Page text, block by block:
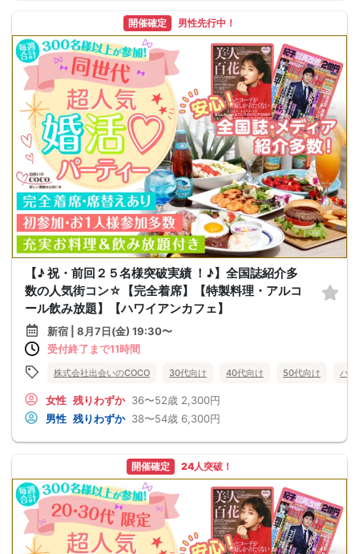
開催確定 男性先行中！
【♪ 祝・前回２５名様突破実績 ！♪】全国誌紹介多
数の人気街コン☆【完全着席】【特製料理・アルコ
ール飲み放題】【ハワイアンカフェ】
新宿 | 8月7日(金) 19:30〜
受付終了まで11時間
株式会社出会いのCOCO 30代向け 40代向け 50代向け バ
女性 残りわずか 36〜52歳 2,300円
男性 残りわずか 38〜54歳 6,300円
開催確定 24人突破！